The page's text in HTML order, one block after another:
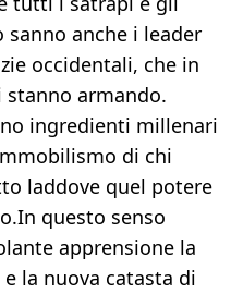
anche i leader
occidentali, che in
stanno armando.
ingredienti millenari
di chi
laddove quel potere
questo senso
apprensione la
la nuova catasta di